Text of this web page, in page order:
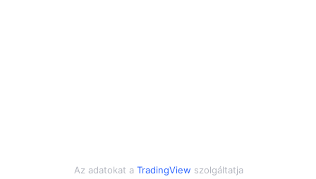
Az adatokat a TradingView szolgáltatja